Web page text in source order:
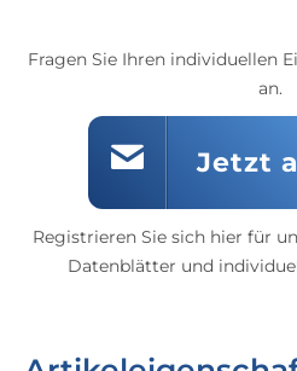
Fragen Sie Ihren individuellen
an.
Jetzt
Registrieren Sie sich hier für
Datenblätter und